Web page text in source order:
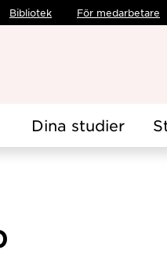
Bibliotek För medarbetare
Dina studier